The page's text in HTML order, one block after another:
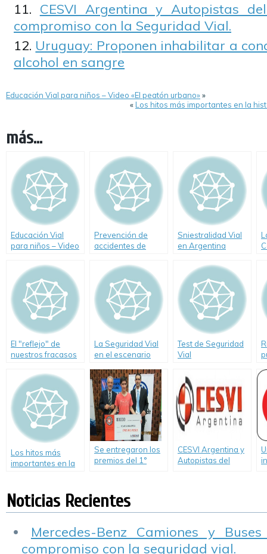
CESVI Argentina y Autopistas
compromiso con la Seguridad Vial.
Uruguay: Proponen inhabilitar a
alcohol en sangre
Educación Vial para niños – Video «El peatón urbano»»
«Los hitos más importantes en la
más...
Educación Vial
para niños – Video
Prevención de
accidentes de
a un experto de
Cesvi Argentina
Sniestralidad Vial
en Argentina
Reporte ISEV
El "reflejo" de
nuestros fracasos
La Seguridad Vial
en el escenario
Test de Seguridad
Vial
Los hitos más
importantes en la
materia de
seguridad vial
Se entregaron los
premios del 1°
Seguro»
CESVI Argentina y
Autopistas del
Noticias Recientes
Mercedes-Benz Camiones y
compromiso con la seguridad vial.